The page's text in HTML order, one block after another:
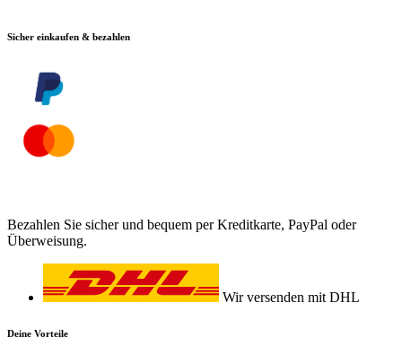
Sicher einkaufen & bezahlen
Bezahlen Sie sicher und bequem per Kreditkarte, PayPal oder
Überweisung.
Wir versenden mit DHL
Deine Vorteile